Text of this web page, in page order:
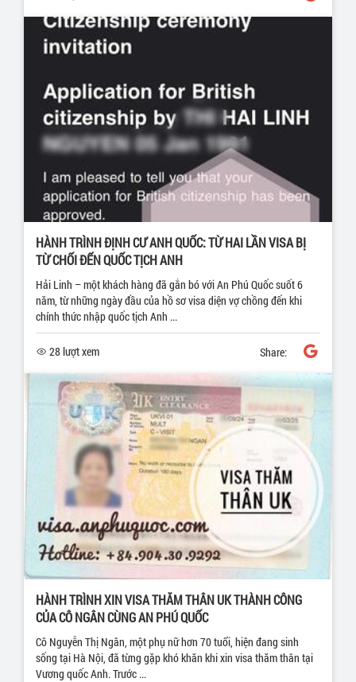
HÀNH TRÌNH ĐỊNH CƯ ANH QUỐC: TỪ HAI LẦN VISA BỊ
TỪ CHỐI ĐẾN QUỐC TỊCH ANH
Hải Linh – một khách hàng đã gắn bó với An Phú Quốc suốt 6
năm, từ những ngày đầu của hồ sơ visa diện vợ chồng đến khi
chính thức nhập quốc tịch Anh ...
28 lượt xem Share:
HÀNH TRÌNH XIN VISA THĂM THÂN UK THÀNH CÔNG
CỦA CÔ NGÂN CÙNG AN PHÚ QUỐC
Cô Nguyễn Thị Ngân, một phụ nữ hơn 70 tuổi, hiện đang sinh
sống tại Hà Nội, đã từng gặp khó khăn khi xin visa thăm thân tại
Vương quốc Anh. Trước ...